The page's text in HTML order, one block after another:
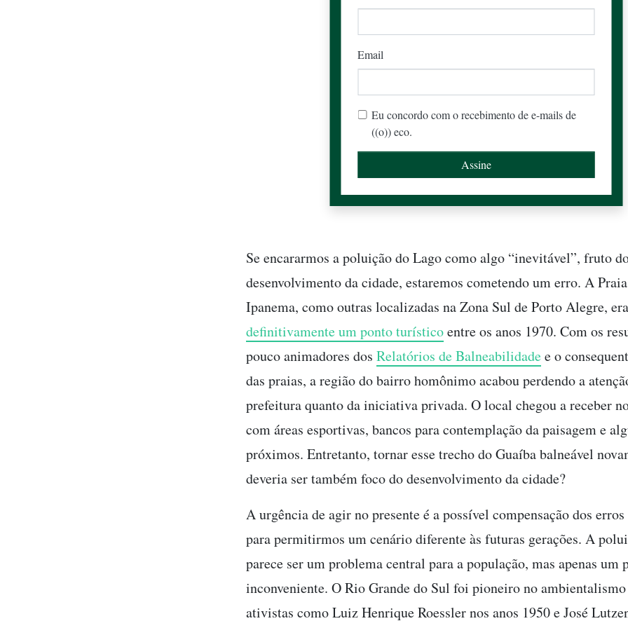
Email
Eu concordo com o recebimento de e-mails de
((o)) eco.
Se encararmos a poluição do Lago como algo “inevitável”, fruto
desenvolvimento da cidade, estaremos cometendo um erro. A
Ipanema, como outras localizadas na Zona Sul de Porto Alegre, era
definitivamente um ponto turísticoentre os anos 1970. Com os
pouco animadores dos Relatórios de Balneabilidadee o
das praias, a região do bairro homônimo acabou perdendo a
prefeitura quanto da iniciativa privada. O local chegou a receber
com áreas esportivas, bancos para contemplação da paisagem e
próximos. Entretanto, tornar esse trecho do Guaíba balneável
deveria ser também foco do desenvolvimento da cidade?
A urgência de agir no presente é a possível compensação dos erros
para permitirmos um cenário diferente às futuras gerações. A
parece ser um problema central para a população, mas apenas um
inconveniente. O Rio Grande do Sul foi pioneiro no
ativistas como Luiz Henrique Roessler nos anos 1950 e José